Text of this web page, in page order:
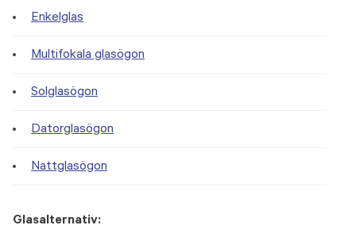
Enkelglas
Multifokala glasögon
Solglasögon
Datorglasögon
Nattglasögon
Glasalternativ: